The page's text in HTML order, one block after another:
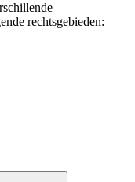
rechtsgebieden: